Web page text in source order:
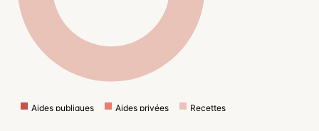
Aides publiques Aides privées
Recettes